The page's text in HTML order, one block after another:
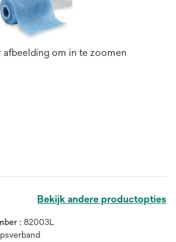
afbeelding om in te zoomen
Bekijk andere productopties
: 82003L